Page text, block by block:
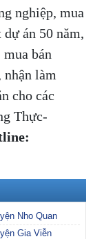
nghiệp, mua
án 50 năm,
bán
làm
cho các
Thực-
Nho Quan
Gia Viễn